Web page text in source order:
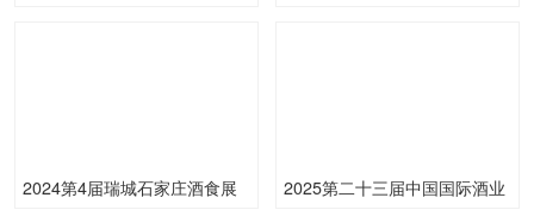
2024第4届瑞城石家庄酒食展
2025第二十三届中国国际酒业